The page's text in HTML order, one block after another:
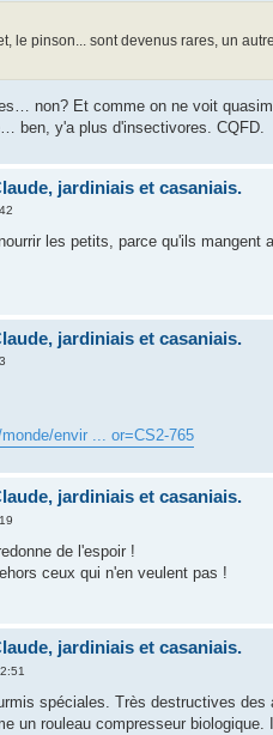
le pinson... sont devenus rares, un
non? Et comme on ne voit
ben, y'a plus d'insectivores. CQFD.
jardiniais et casaniais.
les petits, parce qu'ils mangent
jardiniais et casaniais.
envir ... or=CS2-765
jardiniais et casaniais.
de l'espoir !
ceux qui n'en veulent pas !
jardiniais et casaniais.
spéciales. Très destructives
un rouleau compresseur biologique.